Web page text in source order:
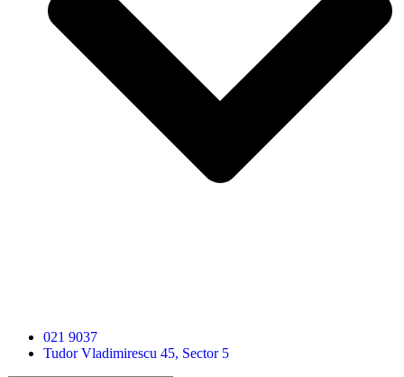
021 9037
Tudor Vladimirescu 45, Sector 5